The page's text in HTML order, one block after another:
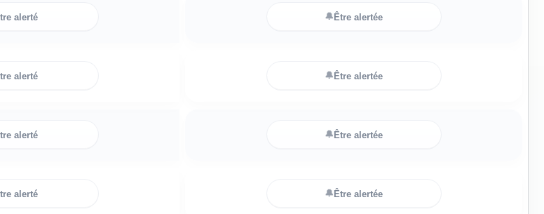
alerté 🔔Être alertée
alerté 🔔Être alertée
alerté 🔔Être alertée
alerté 🔔Être alertée